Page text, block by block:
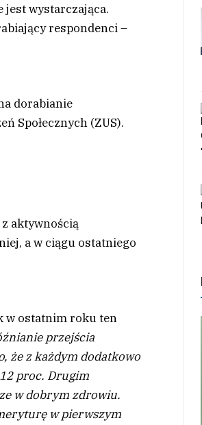
jest wystarczająca.
respondenci –
dorabianie
Społecznych (ZUS).
aktywnością
a w ciągu ostatniego
w ostatnim roku ten
przejścia
że z każdym dodatkowo
proc. Drugim
w dobrym zdrowiu.
w pierwszym